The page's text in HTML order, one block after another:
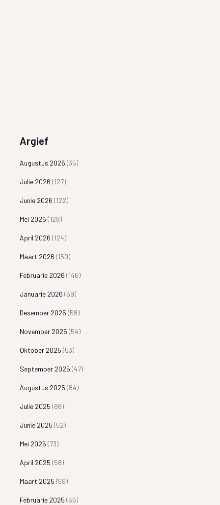
Argief
Augustus 2026 (35)
Julie 2026 (127)
Junie 2026 (122)
Mei 2026 (128)
April 2026 (124)
Maart 2026 (150)
Februarie 2026 (146)
Januarie 2026 (69)
Desember 2025 (58)
November 2025 (54)
Oktober 2025 (53)
September 2025 (47)
Augustus 2025 (84)
Julie 2025 (88)
Junie 2025 (52)
Mei 2025 (73)
April 2025 (58)
Maart 2025 (59)
Februarie 2025 (66)